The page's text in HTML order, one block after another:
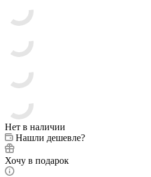
Нет в наличии
Нашли дешевле?
Хочу в подарок